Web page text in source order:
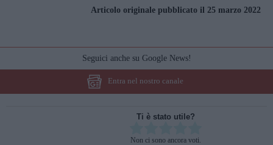
Articolo originale pubblicato il 25 marzo 2022
Seguici anche su Google News!
Entra nel nostro canale
Ti è stato utile?
Non ci sono ancora voti.